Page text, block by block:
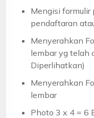
Mengisi
pendaftaran
Menyerahkan
lembar yg telah
Diperlihatkan)
Menyerahkan
lembar
Photo 3 x 4 = 6